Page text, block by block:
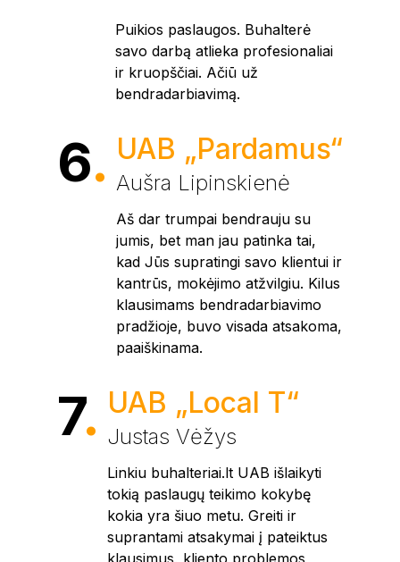
Puikios paslaugos. Buhalterė
savo darbą atlieka profesionaliai
ir kruopščiai. Ačiū už
bendradarbiavimą.
6. UAB „Pardamus“
Aušra Lipinskienė
Aš dar trumpai bendrauju su
jumis, bet man jau patinka tai,
kad Jūs supratingi savo klientui ir
kantrūs, mokėjimo atžvilgiu. Kilus
klausimams bendradarbiavimo
pradžioje, buvo visada atsakoma,
paaiškinama.
7. UAB „Local T“
Justas Vėžys
Linkiu buhalteriai.lt UAB išlaikyti
tokią paslaugų teikimo kokybę
kokia yra šiuo metu. Greiti ir
suprantami atsakymai į pateiktus
klausimus, kliento problemos